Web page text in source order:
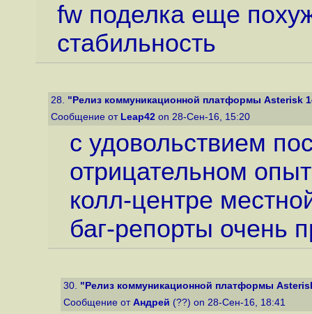
fw поделка еще
стабильность
28. "Релиз коммуникационной платформы Asterisk
Сообщение от Leap42 on 28-Сен-16, 15:20
с удовольствием
отрицательном
колл-центре
баг-репорты очень
30. "Релиз коммуникационной платформы
Сообщение от Андрей (??) on 28-Сен-16, 18:41